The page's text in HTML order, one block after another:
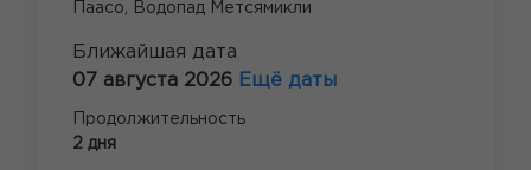
Паасо,
Водопад Метсямикли
Ближайшая дата
07 августа 2026 Ещё даты
Продолжительность
2 дня